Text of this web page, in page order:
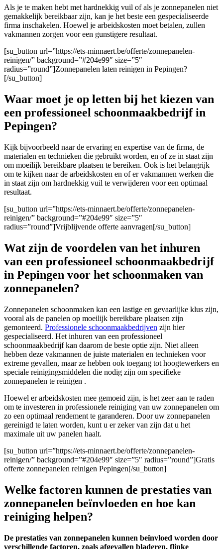
Als je te maken hebt met hardnekkig vuil of als je zonnepanelen niet
gemakkelijk bereikbaar zijn, kan je het beste een gespecialiseerde
firma inschakelen. Hoewel je arbeidskosten moet betalen, zullen
vakmannen zorgen voor een gunstigere resultaat.
[su_button url=”https://ets-minnaert.be/offerte/zonnepanelen-
reinigen/” background=”#204e99″ size=”5″
radius=”round”]Zonnepanelen laten reinigen in Pepingen?
[/su_button]
Waar moet je op letten bij het kiezen van
een professioneel schoonmaakbedrijf in
Pepingen?
Kijk bijvoorbeeld naar de ervaring en expertise van de firma, de
materialen en technieken die gebruikt worden, en of ze in staat zijn
om moeilijk bereikbare plaatsen te bereiken. Ook is het belangrijk
om te kijken naar de arbeidskosten en of er vakmannen werken die
in staat zijn om hardnekkig vuil te verwijderen voor een optimaal
resultaat.
[su_button url=”https://ets-minnaert.be/offerte/zonnepanelen-
reinigen/” background=”#204e99″ size=”5″
radius=”round”]Vrijblijvende offerte aanvragen[/su_button]
Wat zijn de voordelen van het inhuren
van een professioneel schoonmaakbedrijf
in Pepingen voor het schoonmaken van
zonnepanelen?
Zonnepanelen schoonmaken kan een lastige en gevaarlijke klus zijn,
vooral als de panelen op moeilijk bereikbare plaatsen zijn
gemonteerd. Professionele schoonmaakbedrijven zijn hier
gespecialiseerd. Het inhuren van een professioneel
schoonmaakbedrijf kan daarom de beste optie zijn. Niet alleen
hebben deze vakmannen de juiste materialen en technieken voor
extreme gevallen, maar ze hebben ook toegang tot hoogtewerkers en
speciale reinigingsmiddelen die nodig zijn om specifieke
zonnepanelen te reinigen .
Hoewel er arbeidskosten mee gemoeid zijn, is het zeer aan te raden
om te investeren in professionele reiniging van uw zonnepanelen om
zo een optimaal rendement te garanderen. Door uw zonnepanelen
gereinigd te laten worden, kunt u er zeker van zijn dat u het
maximale uit uw panelen haalt.
[su_button url=”https://ets-minnaert.be/offerte/zonnepanelen-
reinigen/” background=”#204e99″ size=”5″ radius=”round”]Gratis
offerte zonnepanelen reinigen Pepingen[/su_button]
Welke factoren kunnen de prestaties van
zonnepanelen beïnvloeden en hoe kan
reiniging helpen?
De prestaties van zonnepanelen kunnen beïnvloed worden door
verschillende factoren, zoals afgevallen bladeren, flinke